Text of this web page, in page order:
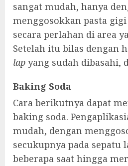
sangat mudah, hanya
menggosokkan pasta
secara perlahan di area
Setelah itu bilas dengan
lap yang sudah dibasahi,
Baking Soda
Cara berikutnya dapat
baking soda.
mudah, dengan
secukupnya pada sepatu
beberapa saat hingga